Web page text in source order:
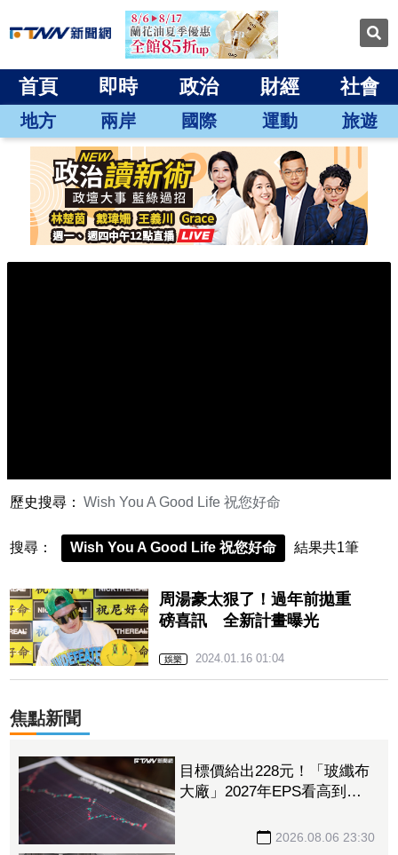
首頁 即時 政治 財經 社會
地方 兩岸 國際 運動 旅遊
歷史搜尋： Wish You A Good Life 祝您好命
搜尋： Wish You A Good Life 祝您好命 結果共1筆
周湯豪太狠了！過年前拋重
磅喜訊 全新計畫曝光
娛樂 2024.01.16 01:04
焦點新聞
目標價給出228元！「玻纖布
大廠」2027年EPS看高到
投資挹注營收 2026.08.06 23:30